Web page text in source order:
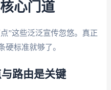
心门道
”这些泛泛宣传忽悠。真正
硬标准就够了。
路由是关键